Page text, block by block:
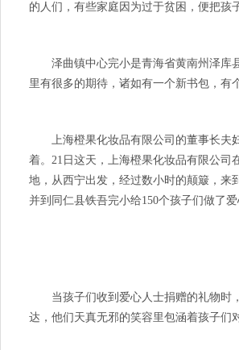
的人们，有些家庭因为过于贫困，便把孩
泽曲镇中心完小是青海省黄南州泽库县
里有很多的期待，诸如有一个新书包，
上海橙果化妆品有限公司的董事长夫妇
着。21日这天，上海橙果化妆品有限公
地，从西宁出发，经过数小时的颠簸，来
并到同仁县铁吾完小给150个孩子们做了爱
当孩子们收到爱心人士捐赠的礼物时，
达，他们天真无邪的笑容里包涵着孩子们